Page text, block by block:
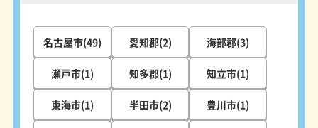
名古屋市(49) 愛知郡(2) 海部郡(3)
瀬戸市(1) 知多郡(1) 知立市(1)
東海市(1) 半田市(2) 豊川市(1)